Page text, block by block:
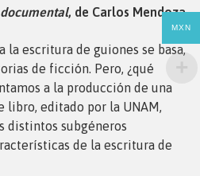
, de Carlos Mendoza
la escritura de guiones se basa,
de ficción. Pero, ¿qué
a la producción de una
libro, editado por la UNAM,
distintos subgéneros
de la escritura de
MXN